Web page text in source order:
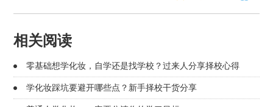
相关阅读
零基础想学化妆，自学还是找学校？过来人分享择校心得
学化妆踩坑要避开哪些点？新手择校干货分享